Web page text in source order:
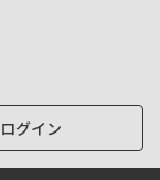
ログイン